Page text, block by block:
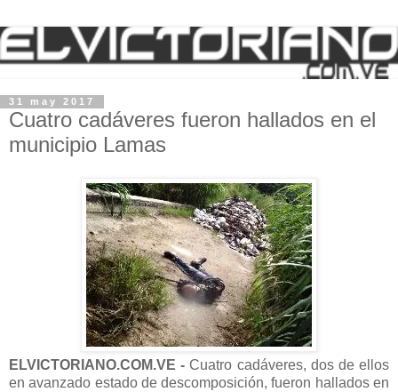
31 may 2017
Cuatro cadáveres fueron hallados en el
municipio Lamas
ELVICTORIANO.COM.VE -Cuatro cadáveres, dos de ellos
en avanzado estado de descomposición, fueron hallados en